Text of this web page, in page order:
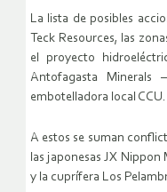
La lista de posibles
Teck Resources, las
el proyecto
Antofagasta
embotelladora local CCU.
A estos se suman
las japonesas JX Nippon
y la cuprífera Los